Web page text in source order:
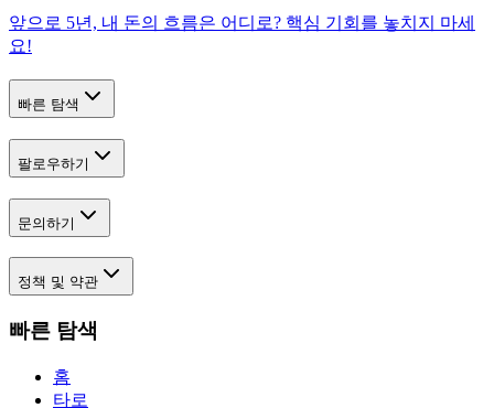
앞으로 5년, 내 돈의 흐름은 어디로? 핵심 기회를 놓치지 마세
요!
빠른 탐색
팔로우하기
문의하기
정책 및 약관
빠른 탐색
홈
타로